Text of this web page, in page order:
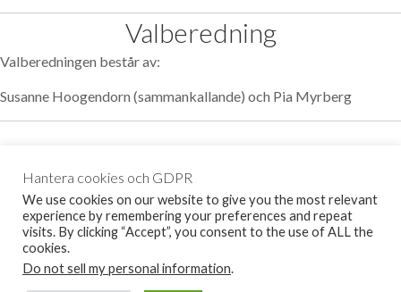
Valberedning
Valberedningen består av:
Susanne Hoogendorn (sammankallande) och Pia Myrberg
Hantera cookies och GDPR
We use cookies on our website to give you the most relevant
experience by remembering your preferences and repeat
visits. By clicking “Accept”, you consent to the use of ALL the
cookies.
Do not sell my personal information.